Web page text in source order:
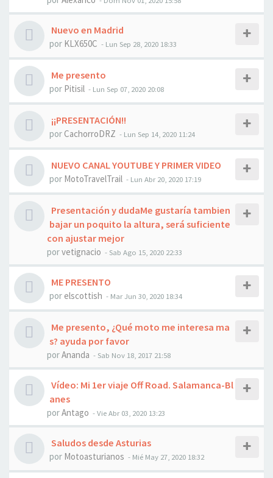
Nuevo en Madrid
por KLX650C - Lun Sep 28, 2020 18:33
Me presento
por Pitisil - Lun Sep 07, 2020 20:08
¡¡PRESENTACIÓN!!
por CachorroDRZ - Lun Sep 14, 2020 11:24
NUEVO CANAL YOUTUBE Y PRIMER VIDEO
por MotoTravelTrail - Lun Abr 20, 2020 17:19
Presentación y dudaMe gustaría tambien
bajar un poquito la altura, será suficiente
con ajustar mejor
porvetignacio - Sab Ago 15, 2020 22:33
ME PRESENTO
por elscottish - Mar Jun 30, 2020 18:34
Me presento, ¿Qué moto me interesa ma
s? ayuda por favor
porAnanda - Sab Nov 18, 2017 21:58
Vídeo: Mi 1er viaje Off Road. Salamanca-Bl
anes
porAntago - Vie Abr 03, 2020 13:23
Saludos desde Asturias
por Motoasturianos - Mié May 27, 2020 18:32